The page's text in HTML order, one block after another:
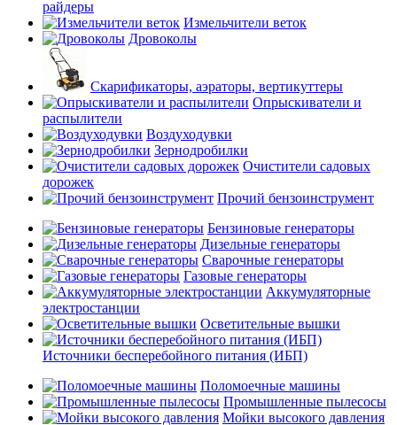
райдеры
Измельчители веток
Дровоколы
Скарификаторы, аэраторы, вертикуттеры
Опрыскиватели и
распылители
Воздуходувки
Зернодробилки
Очистители садовых
дорожек
Прочий бензоинструмент
Бензиновые генераторы
Дизельные генераторы
Сварочные генераторы
Газовые генераторы
Аккумуляторные
электростанции
Осветительные вышки
Источники бесперебойного питания (ИБП)
Поломоечные машины
Промышленные пылесосы
Мойки высокого давления